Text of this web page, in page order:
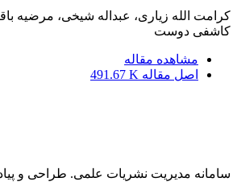
کرامت الله زیاری، عبداله شیخی، مرضیه
کاشفی دوست
مشاهده مقاله
اصل مقاله 491.67 K
سامانه مدیریت نشریات علمی. طراحی و